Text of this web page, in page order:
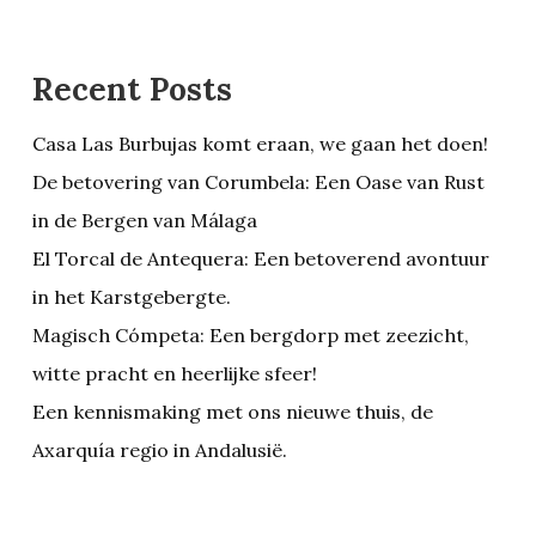
Recent Posts
Casa Las Burbujas komt eraan, we gaan het doen!
De betovering van Corumbela: Een Oase van Rust
in de Bergen van Málaga
El Torcal de Antequera: Een betoverend avontuur
in het Karstgebergte.
Magisch Cómpeta: Een bergdorp met zeezicht,
witte pracht en heerlijke sfeer!
Een kennismaking met ons nieuwe thuis, de
Axarquía regio in Andalusië.